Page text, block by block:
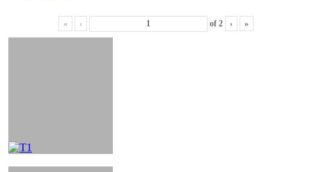
« ‹ of 2 › »